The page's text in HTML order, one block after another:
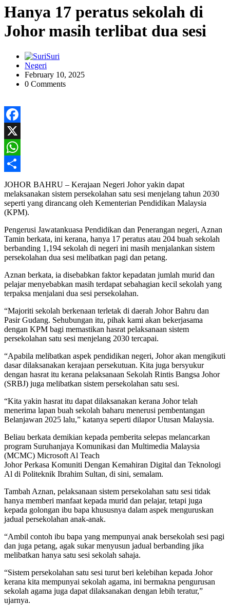
Hanya 17 peratus sekolah di
Johor masih terlibat dua sesi
Suri
Negeri
February 10, 2025
0 Comments
Facebook
X
WhatsApp
Share
JOHOR BAHRU – Kerajaan Negeri Johor yakin dapat
melaksanakan sistem persekolahan satu sesi menjelang tahun 2030
seperti yang dirancang oleh Kementerian Pendidikan Malaysia
(KPM).
Pengerusi Jawatankuasa Pendidikan dan Penerangan negeri, Aznan
Tamin berkata, ini kerana, hanya 17 peratus atau 204 buah sekolah
berbanding 1,194 sekolah di negeri ini masih menjalankan sistem
persekolahan dua sesi melibatkan pagi dan petang.
Aznan berkata, ia disebabkan faktor kepadatan jumlah murid dan
pelajar menyebabkan masih terdapat sebahagian kecil sekolah yang
terpaksa menjalani dua sesi persekolahan.
“Majoriti sekolah berkenaan terletak di daerah Johor Bahru dan
Pasir Gudang. Sehubungan itu, pihak kami akan bekerjasama
dengan KPM bagi memastikan hasrat pelaksanaan sistem
persekolahan satu sesi menjelang 2030 tercapai.
“Apabila melibatkan aspek pendidikan negeri, Johor akan mengikuti
dasar dilaksanakan kerajaan persekutuan. Kita juga bersyukur
dengan hasrat itu kerana pelaksanaan Sekolah Rintis Bangsa Johor
(SRBJ) juga melibatkan sistem persekolahan satu sesi.
“Kita yakin hasrat itu dapat dilaksanakan kerana Johor telah
menerima lapan buah sekolah baharu menerusi pembentangan
Belanjawan 2025 lalu,” katanya seperti dilapor Utusan Malaysia.
Beliau berkata demikian kepada pemberita selepas melancarkan
program Suruhanjaya Komunikasi dan Multimedia Malaysia
(MCMC) Microsoft Al Teach
Johor Perkasa Komuniti Dengan Kemahiran Digital dan Teknologi
Al di Politeknik Ibrahim Sultan, di sini, semalam.
Tambah Aznan, pelaksanaan sistem persekolahan satu sesi tidak
hanya memberi manfaat kepada murid dan pelajar, tetapi juga
kepada golongan ibu bapa khususnya dalam aspek menguruskan
jadual persekolahan anak-anak.
“Ambil contoh ibu bapa yang mempunyai anak bersekolah sesi pagi
dan juga petang, agak sukar menyusun jadual berbanding jika
melibatkan hanya satu sesi sekolah sahaja.
“Sistem persekolahan satu sesi turut beri kelebihan kepada Johor
kerana kita mempunyai sekolah agama, ini bermakna pengurusan
sekolah agama juga dapat dilaksanakan dengan lebih teratur,”
ujarnya.